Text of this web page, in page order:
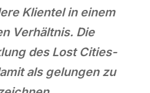
Klientel in einem
Verhältnis. Die
des Lost Cities-
als gelungen zu